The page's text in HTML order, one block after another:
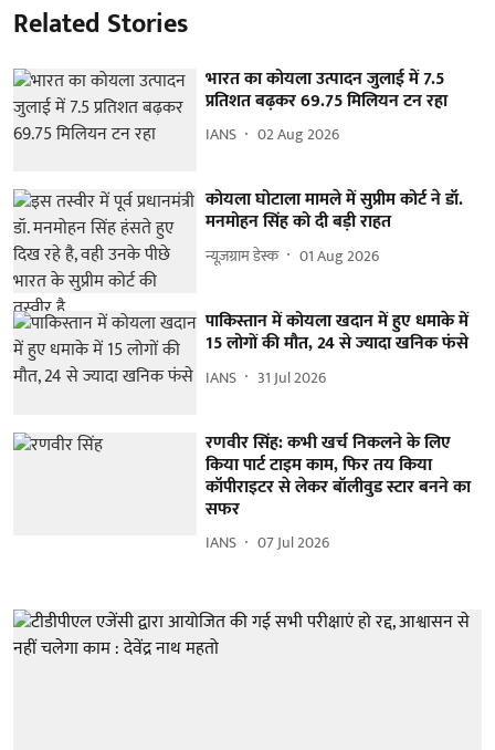
Related Stories
भारत का कोयला उत्पादन जुलाई में 7.5
प्रतिशत बढ़कर 69.75 मिलियन टन रहा
IANS 02 Aug 2026
कोयला घोटाला मामले में सुप्रीम कोर्ट ने डॉ.
मनमोहन सिंह को दी बड़ी राहत
न्यूज़ग्राम डेस्क 01 Aug 2026
पाकिस्तान में कोयला खदान में हुए धमाके में
15 लोगों की मौत, 24 से ज्यादा खनिक फंसे
IANS 31 Jul 2026
रणवीर सिंह: कभी खर्च निकलने के लिए
किया पार्ट टाइम काम, फिर तय किया
कॉपीराइटर से लेकर बॉलीवुड स्टार बनने का
सफर
IANS 07 Jul 2026